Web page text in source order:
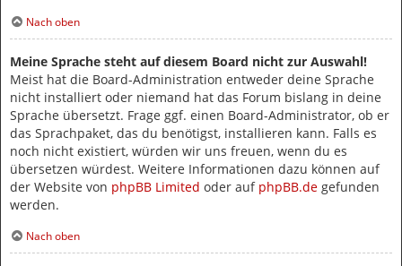
Nach oben
Meine Sprache steht auf diesem Board nicht zur Auswahl!
Meist hat die Board-Administration entweder deine Sprache
nicht installiert oder niemand hat das Forum bislang in deine
Sprache übersetzt. Frage ggf. einen Board-Administrator, ob er
das Sprachpaket, das du benötigst, installieren kann. Falls es
noch nicht existiert, würden wir uns freuen, wenn du es
übersetzen würdest. Weitere Informationen dazu können auf
der Website von phpBB Limited oder auf phpBB.de gefunden
werden.
Nach oben